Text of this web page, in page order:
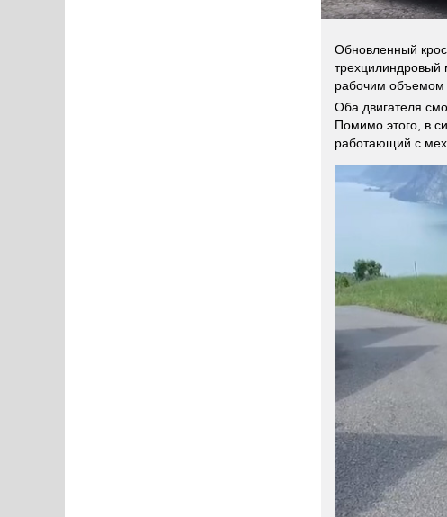
Обновленный
трехцилиндровый
рабочим объемом
Оба двигателя
Помимо этого, в
работающий с